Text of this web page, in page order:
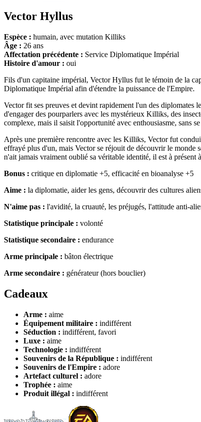
Vector Hyllus
Espèce : humain, avec mutation Killiks
Âge : 26 ans
Affectation précédente : Service Diplomatique Impérial
Histoire d'amour : oui
Fils d'un capitaine impérial, Vector Hyllus fut le témoin de la
Diplomatique Impérial afin d'étendre la puissance de l'Empire.
Vector fit ses preuves et devint rapidement l'un des diplomates
d'engager des pourparlers avec les mystérieux Killiks, des
complexe, mais il saisit l'opportunité avec enthousiasme, sans
Après une première rencontre avec les Killiks, Vector fut
effrayé plus d'un, mais Vector se réjouit de découvrir le monde
n'ait jamais vraiment oublié sa véritable identité, il est à
Bonus : critique en diplomatie +5, efficacité en bioanalyse +5
Aime : la diplomatie, aider les gens, découvrir des cultures
N'aime pas : l'avidité, la cruauté, les préjugés, l'attitude anti-
Statistique principale : volonté
Statistique secondaire : endurance
Arme principale : bâton électrique
Arme secondaire : générateur (hors bouclier)
Cadeaux
Arme : aime
Équipement militaire : indifférent
Séduction : indifférent, favori
Luxe : aime
Technologie : indifférent
Souvenirs de la République : indifférent
Souvenirs de l'Empire : adore
Artefact culturel : adore
Trophée : aime
Produit illégal : indifférent